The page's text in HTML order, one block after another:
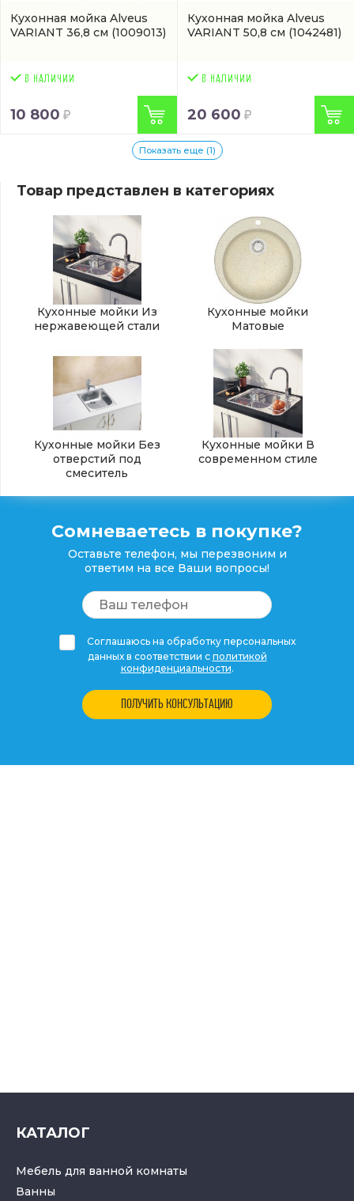
Кухонная мойка Alveus
VARIANT 36,8 см (1009013)
10 800
Кухонная мойка Alveus
VARIANT 50,8 см (1042481)
20 600
Показать еще (1)
Товар представлен в категориях
Кухонные мойки Из
нержавеющей стали
Кухонные мойки
Матовые
Кухонные мойки Без
отверстий под
смеситель
Кухонные мойки В
современном стиле
Сомневаетесь в покупке?
Оставьте телефон, мы перезвоним и
ответим на все Ваши вопросы!
Соглашаюсь на обработку персональных
данных в соответствии с политикой
конфиденциальности.
ПОЛУЧИТЬ КОНСУЛЬТАЦИЮ
КАТАЛОГ
Мебель для ванной комнаты
Ванны